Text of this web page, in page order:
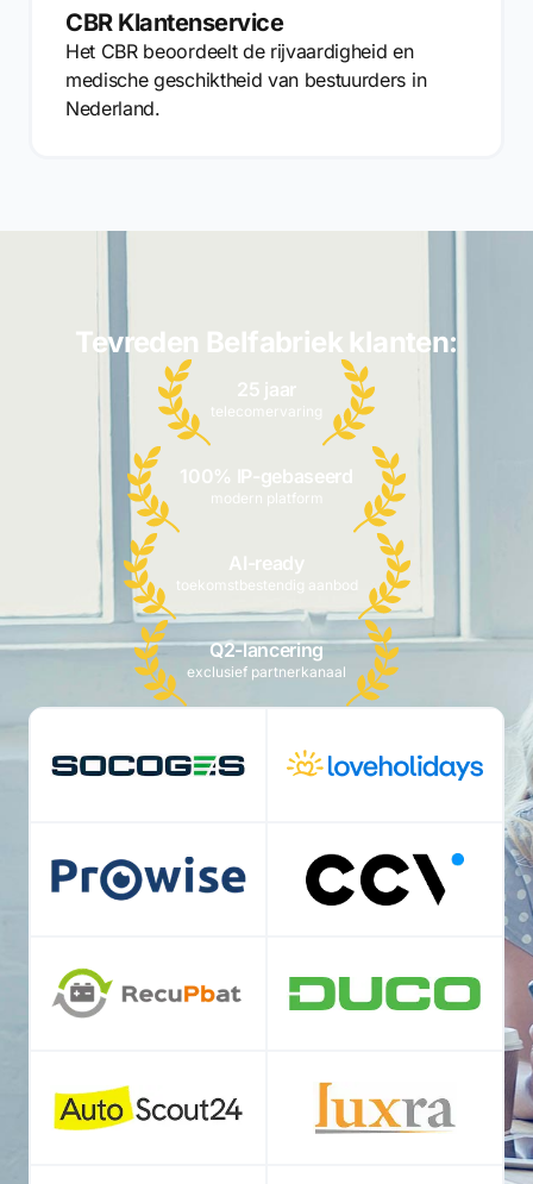
CBR Klantenservice
Het CBR beoordeelt de rijvaardigheid en
medische geschiktheid van bestuurders in
Nederland.
Tevreden Belfabriek klanten:
25 jaar
telecomervaring
100% IP-gebaseerd
modern platform
AI-ready
toekomstbestendig aanbod
Q2-lancering
exclusief partnerkanaal